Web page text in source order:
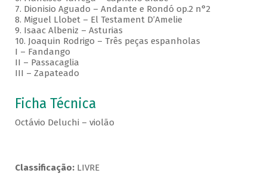
7. Dionisio Aguado – Andante e Rondó op.2 n°2
8. Miguel Llobet – El Testament D’Amelie
9. Isaac Albeniz – Asturias
10. Joaquin Rodrigo – Três peças espanholas
I – Fandango
II – Passacaglia
III – Zapateado
Ficha Técnica
Octávio Deluchi – violão
Classificação: LIVRE